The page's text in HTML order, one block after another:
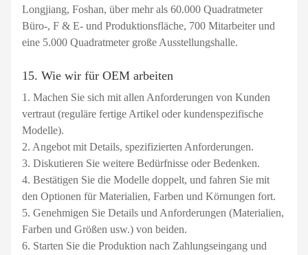
Longjiang, Foshan, über mehr als 60.000 Quadratmeter
Büro-, F & E- und Produktionsfläche, 700 Mitarbeiter und
eine 5.000 Quadratmeter große Ausstellungshalle.
15. Wie wir für OEM arbeiten
1. Machen Sie sich mit allen Anforderungen von Kunden
vertraut (reguläre fertige Artikel oder kundenspezifische
Modelle).
2. Angebot mit Details, spezifizierten Anforderungen.
3. Diskutieren Sie weitere Bedürfnisse oder Bedenken.
4. Bestätigen Sie die Modelle doppelt, und fahren Sie mit
den Optionen für Materialien, Farben und Körnungen fort.
5. Genehmigen Sie Details und Anforderungen (Materialien,
Farben und Größen usw.) von beiden.
6. Starten Sie die Produktion nach Zahlungseingang und